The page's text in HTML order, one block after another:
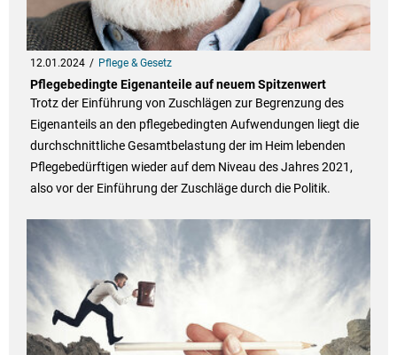
12.01.2024 Pflege & Gesetz
Pflegebedingte Eigenanteile auf neuem Spitzenwert
Trotz der Einführung von Zuschlägen zur Begrenzung des
Eigenanteils an den pflegebedingten Aufwendungen liegt die
durchschnittliche Gesamtbelastung der im Heim lebenden
Pflegebedürftigen wieder auf dem Niveau des Jahres 2021,
also vor der Einführung der Zuschläge durch die Politik.